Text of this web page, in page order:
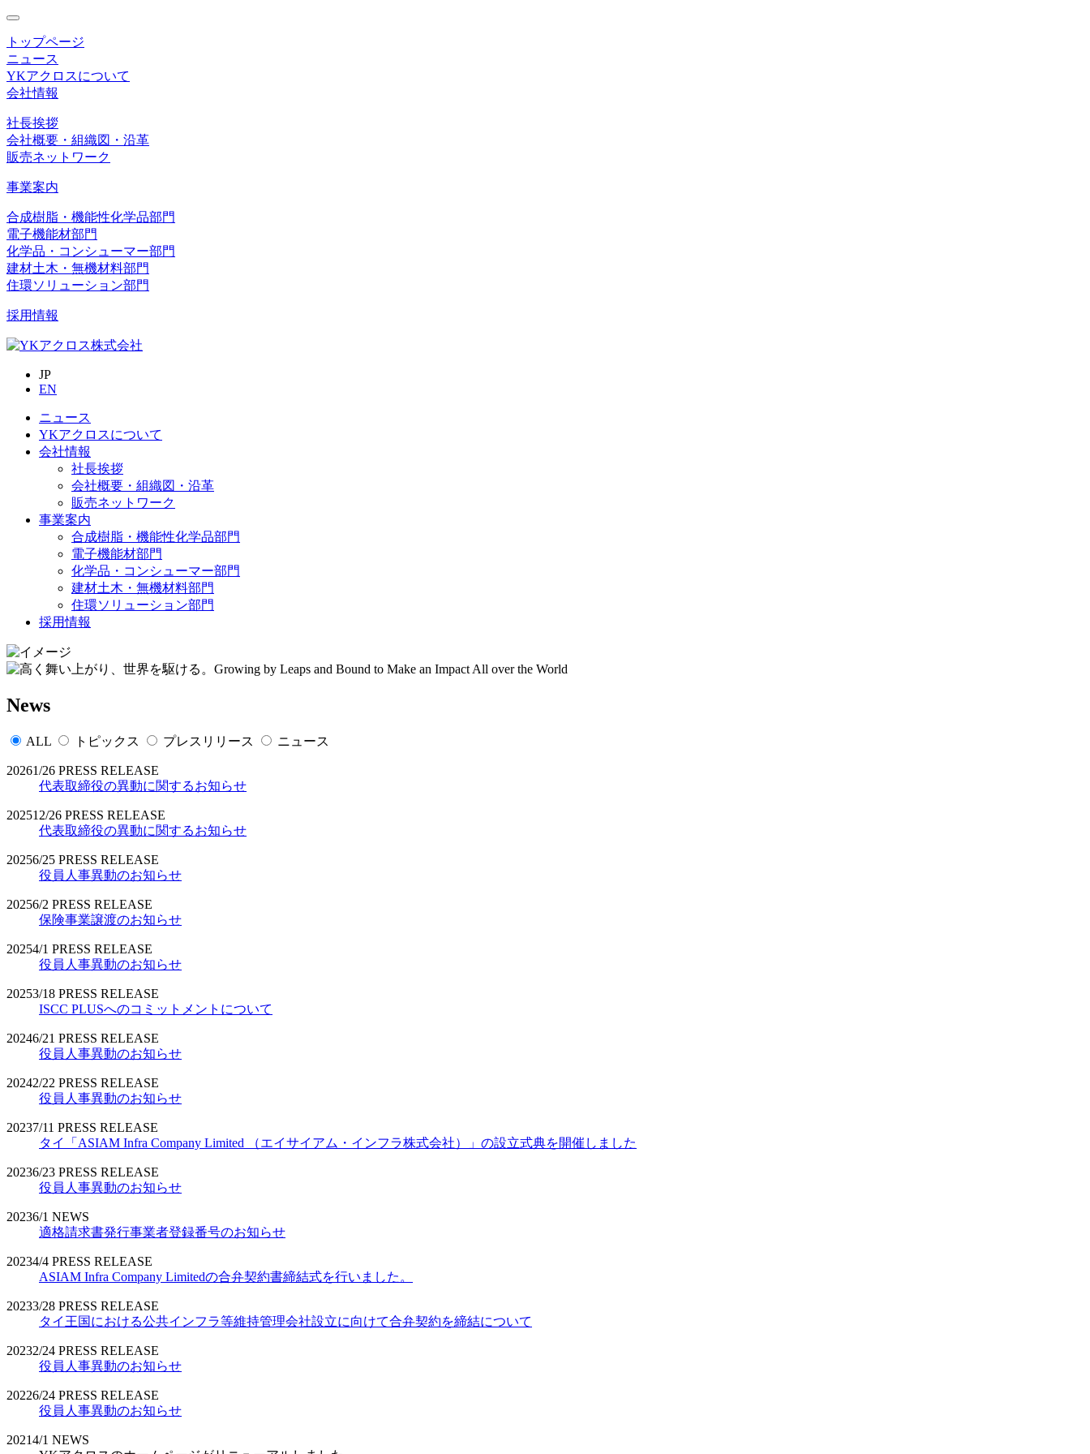
toggle
navigation
トップページ
ニュース
YKアクロスについて
会社情報
社長挨拶
会社概要・組織図・沿革
販売ネットワーク
事業案内
合成樹脂・機能性化学品部門
電子機能材部門
化学品・コンシューマー部門
建材土木・無機材料部門
住環ソリューション部門
採用情報
JP
EN
ニュース
YKアクロスについて
会社情報
社長挨拶
会社概要・組織図・沿革
販売ネットワーク
事業案内
合成樹脂・機能性化学品部門
電子機能材部門
化学品・コンシューマー部門
建材土木・無機材料部門
住環ソリューション部門
採用情報
News
ALL トピックス プレスリリース ニュース
20261/26 PRESS RELEASE
代表取締役の異動に関するお知らせ
202512/26 PRESS RELEASE
代表取締役の異動に関するお知らせ
20256/25 PRESS RELEASE
役員人事異動のお知らせ
20256/2 PRESS RELEASE
保険事業譲渡のお知らせ
20254/1 PRESS RELEASE
役員人事異動のお知らせ
20253/18 PRESS RELEASE
ISCC PLUSへのコミットメントについて
20246/21 PRESS RELEASE
役員人事異動のお知らせ
20242/22 PRESS RELEASE
役員人事異動のお知らせ
20237/11 PRESS RELEASE
タイ「ASIAM Infra Company Limited （エイサイアム・インフラ株式会社）」の設立式典を開催しました
20236/23 PRESS RELEASE
役員人事異動のお知らせ
20236/1 NEWS
適格請求書発行事業者登録番号のお知らせ
20234/4 PRESS RELEASE
ASIAM Infra Company Limitedの合弁契約書締結式を行いました。
20233/28 PRESS RELEASE
タイ王国における公共インフラ等維持管理会社設立に向けて合弁契約を締結について
20232/24 PRESS RELEASE
役員人事異動のお知らせ
20226/24 PRESS RELEASE
役員人事異動のお知らせ
20214/1 NEWS